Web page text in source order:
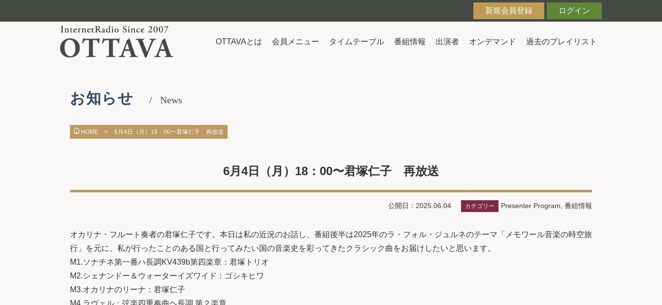
新規会員登録 ログイン
OTTAVAとは 会員メニュー タイムテーブル 番組情報 出演者 オンデマンド 過去のプレイリスト
お知らせ News
HOME > 6月4日（月）18：00〜君塚仁子 再放送
6月4日（月）18：00〜君塚仁子 再放送
公開日：2025.06.04 カテゴリー Presenter Program 番組情報
オカリナ・フルート奏者の君塚仁子です。本日は私の近況のお話し、番組後半は2025年のラ・フォル・ジュルネのテーマ「メモワール音楽の時空旅
行」を元に、私が行ったことのある国と行ってみたい国の音楽史を彩ってきたクラシック曲をお届けしたいと思います。
M1.ソナチネ第一番ハ長調KV439b第四楽章：君塚トリオ
M2.シェナンドー＆ウォーターイズワイド：ゴシキヒワ
M3.オカリナのリーナ：君塚仁子
M4.ラヴェル：弦楽四重奏曲ヘ長調 第２楽章